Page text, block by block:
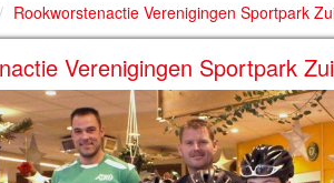
Rookworstenactie Verenigingen Sportpark
Verenigingen Sportpark